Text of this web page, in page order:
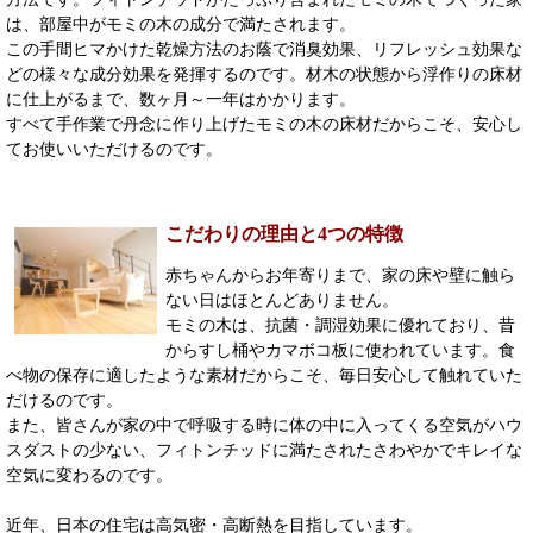
は、部屋中がモミの木の成分で満たされます。
この手間ヒマかけた乾燥方法のお蔭で消臭効果、リフレッシュ効果な
どの様々な成分効果を発揮するのです。材木の状態から浮作りの床材
に仕上がるまで、数ヶ月～一年はかかります。
すべて手作業で丹念に作り上げたモミの木の床材だからこそ、安心し
てお使いいただけるのです。
こだわりの理由と4つの特徴
赤ちゃんからお年寄りまで、家の床や壁に触ら
ない日はほとんどありません。
モミの木は、抗菌・調湿効果に優れており、昔
からすし桶やカマボコ板に使われています。食
べ物の保存に適したような素材だからこそ、毎日安心して触れていた
だけるのです。
また、皆さんが家の中で呼吸する時に体の中に入ってくる空気がハウ
スダストの少ない、フィトンチッドに満たされたさわやかでキレイな
空気に変わるのです。
近年、日本の住宅は高気密・高断熱を目指しています。